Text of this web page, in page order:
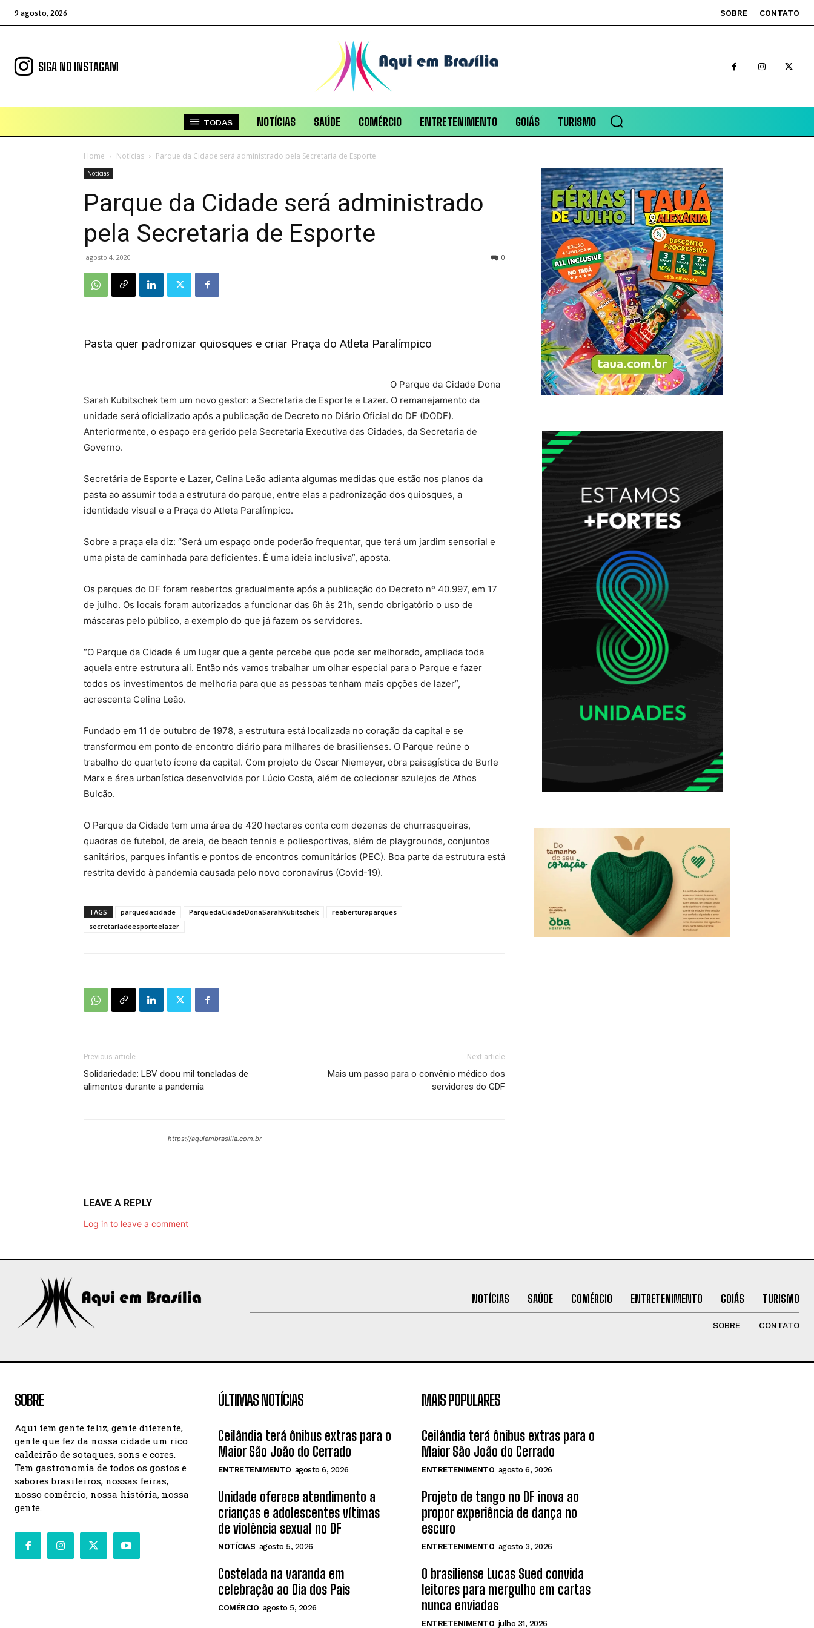
9 agosto, 2026 SOBRE CONTATO
SIGA NO INSTAGAM
TODAS NOTÍCIAS SAÚDE COMÉRCIO ENTRETENIMENTO GOIÁS TURISMO
Home Notícias Parque da Cidade será administrado pela Secretaria de Esporte
Notícias
Parque da Cidade será administrado
pela Secretaria de Esporte
agosto 4, 2020 0
Pasta quer padronizar quiosques e criar Praça do Atleta Paralímpico
O Parque da Cidade Dona
Sarah Kubitschek tem um novo gestor: a Secretaria de Esporte e Lazer. O remanejamento da
unidade será oficializado após a publicação de Decreto no Diário Oficial do DF (DODF).
Anteriormente, o espaço era gerido pela Secretaria Executiva das Cidades, da Secretaria de
Governo.
Secretária de Esporte e Lazer, Celina Leão adianta algumas medidas que estão nos planos da
pasta ao assumir toda a estrutura do parque, entre elas a padronização dos quiosques, a
identidade visual e a Praça do Atleta Paralímpico.
Sobre a praça ela diz: “Será um espaço onde poderão frequentar, que terá um jardim sensorial e
uma pista de caminhada para deficientes. É uma ideia inclusiva”, aposta.
Os parques do DF foram reabertos gradualmente após a publicação do Decreto nº 40.997, em 17
de julho. Os locais foram autorizados a funcionar das 6h às 21h, sendo obrigatório o uso de
máscaras pelo público, a exemplo do que já fazem os servidores.
“O Parque da Cidade é um lugar que a gente percebe que pode ser melhorado, ampliada toda
aquela entre estrutura ali. Então nós vamos trabalhar um olhar especial para o Parque e fazer
todos os investimentos de melhoria para que as pessoas tenham mais opções de lazer”,
acrescenta Celina Leão.
Fundado em 11 de outubro de 1978, a estrutura está localizada no coração da capital e se
transformou em ponto de encontro diário para milhares de brasilienses. O Parque reúne o
trabalho do quarteto ícone da capital. Com projeto de Oscar Niemeyer, obra paisagística de Burle
Marx e área urbanística desenvolvida por Lúcio Costa, além de colecionar azulejos de Athos
Bulcão.
O Parque da Cidade tem uma área de 420 hectares conta com dezenas de churrasqueiras,
quadras de futebol, de areia, de beach tennis e poliesportivas, além de playgrounds, conjuntos
sanitários, parques infantis e pontos de encontros comunitários (PEC). Boa parte da estrutura está
restrita devido à pandemia causada pelo novo coronavírus (Covid-19).
TAGS parquedacidade ParquedaCidadeDonaSarahKubitschek
reaberturaparques
secretariadeesporteelazer
Previous article
Solidariedade: LBV doou mil toneladas de
alimentos durante a pandemia
Next article
Mais um passo para o convênio médico dos
servidores do GDF
https://aquiembrasilia.com.br
LEAVE A REPLY
Log in to leave a comment
NOTÍCIAS SAÚDE COMÉRCIO ENTRETENIMENTO GOIÁS TURISMO
SOBRE CONTATO
SOBRE
Aqui tem gente feliz, gente diferente,
gente que fez da nossa cidade um rico
caldeirão de sotaques, sons e cores.
Tem gastronomia de todos os gostos e
sabores brasileiros, nossas feiras,
nosso comércio, nossa história, nossa
gente.
ÚLTIMAS NOTÍCIAS
Ceilândia terá ônibus extras para o
Maior São João do Cerrado
ENTRETENIMENTO agosto 6, 2026
Unidade oferece atendimento a
crianças e adolescentes vítimas
de violência sexual no DF
NOTÍCIAS agosto 5, 2026
Costelada na varanda em
celebração ao Dia dos Pais
COMÉRCIO agosto 5, 2026
MAIS POPULARES
Ceilândia terá ônibus extras para o
Maior São João do Cerrado
ENTRETENIMENTO agosto 6, 2026
Projeto de tango no DF inova ao
propor experiência de dança no
escuro
ENTRETENIMENTO agosto 3, 2026
O brasiliense Lucas Sued convida
leitores para mergulho em cartas
nunca enviadas
ENTRETENIMENTO julho 31, 2026